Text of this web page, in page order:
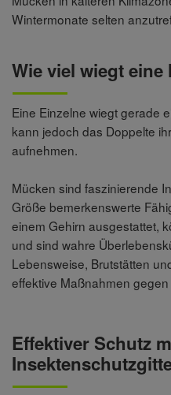
Wintermonate selten
Wie viel wiegt
Eine Einzelne wiegt gerade
kann jedoch das Doppelte
aufnehmen.
Mücken sind faszinierende
Größe bemerkenswerte
einem Gehirn ausgestattet,
und sind wahre
Lebensweise, Brutstätten
effektive Maßnahmen
Effektiver Schutz